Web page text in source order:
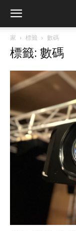
家 標籤 數碼
標籤: 數碼